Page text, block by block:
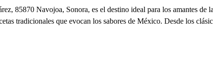
85870 Navojoa, Sonora, es el destino ideal para los amantes de
tradicionales que evocan los sabores de México. Desde los